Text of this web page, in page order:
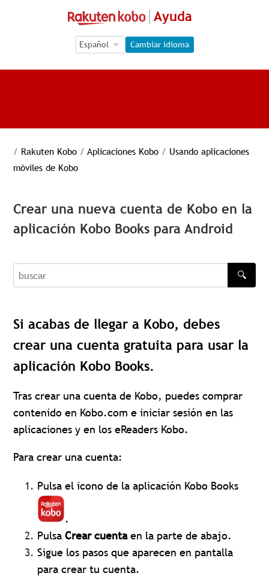
Ayuda
Language Selection
Language Selection
Cambiar idioma
/ Rakuten Kobo / Aplicaciones Kobo / Usando aplicaciones
móviles de Kobo
Crear una nueva cuenta de Kobo en la
aplicación Kobo Books para Android
buscar
🔍
Si acabas de llegar a Kobo, debes
crear una cuenta gratuita para usar la
aplicación Kobo Books.
Tras crear una cuenta de Kobo, puedes comprar
contenido en Kobo.com e iniciar sesión en las
aplicaciones y en los eReaders Kobo.
Para crear una cuenta:
Pulsa el icono de la aplicación Kobo Books
.
PulsaCrear cuentaen la parte de abajo.
Sigue los pasos que aparecen en pantalla
para crear tu cuenta.